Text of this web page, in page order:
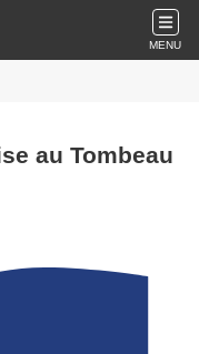
MENU
au Tombeau